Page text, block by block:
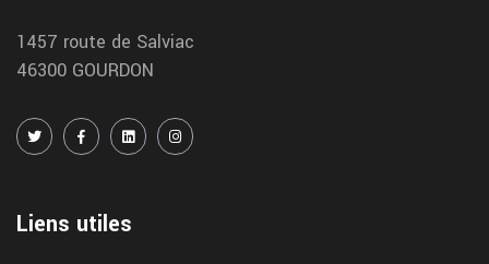
1457 route de Salviac
46300 GOURDON
Liens utiles